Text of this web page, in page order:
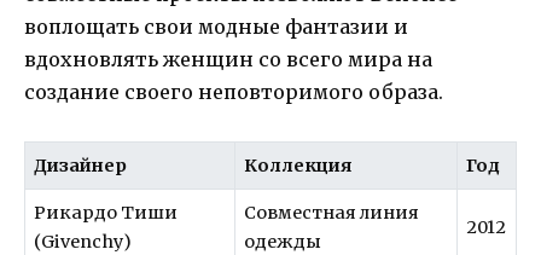
воплощать свои модные фантазии и
вдохновлять женщин со всего мира на
создание своего неповторимого образа.
Дизайнер Коллекция Год
Рикардо Тиши
(Givenchy)
Совместная линия
одежды
2012